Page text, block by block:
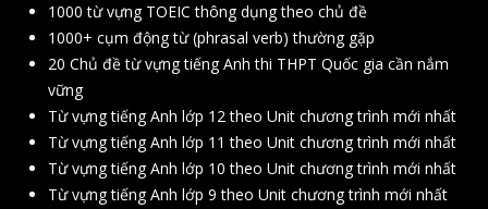
1000 từ vựng TOEIC thông dụng theo chủ đề
1000+ cụm động từ (phrasal verb) thường gặp
20 Chủ đề từ vựng tiếng Anh thi THPT Quốc gia cần nắm
vững
Từ vựng tiếng Anh lớp 12 theo Unit chương trình mới nhất
Từ vựng tiếng Anh lớp 11 theo Unit chương trình mới nhất
Từ vựng tiếng Anh lớp 10 theo Unit chương trình mới nhất
Từ vựng tiếng Anh lớp 9 theo Unit chương trình mới nhất